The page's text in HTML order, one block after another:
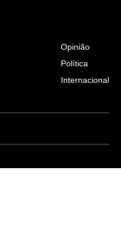
Opinião
Política
Internacional